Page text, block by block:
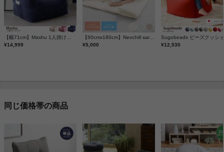
¥14,999
【60cmx180cm】Neochill sarasara リバーシブルごろ寝マット
¥5,000
¥12,530
同じ価格帯の商品